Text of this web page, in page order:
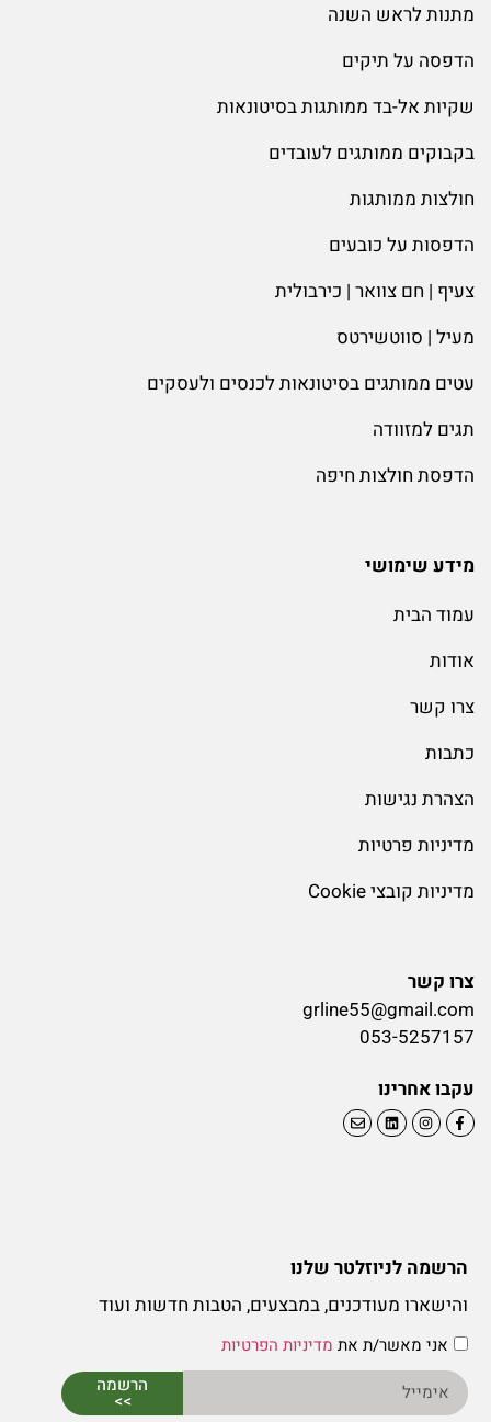
מתנות לראש השנה
הדפסה על תיקים
שקיות אל-בד ממותגות בסיטונאות
בקבוקים ממותגים לעובדים
חולצות ממותגות
הדפסות על כובעים
צעיף | חם צוואר | כירבולית
מעיל | סווטשירטס
עטים ממותגים בסיטונאות לכנסים ולעסקים
תגים למזוודה
הדפסת חולצות חיפה
מידע שימושי
עמוד הבית
אודות
צרו קשר
כתבות
הצהרת נגישות
מדיניות פרטיות
מדיניות קובצי Cookie
צרו קשר
grline55@gmail.com
053-5257157
עקבו אחרינו
הרשמה לניוזלטר שלנו
והישארו מעודכנים, במבצעים, הטבות חדשות ועוד
אני מאשר/ת את מדיניות הפרטיות
הרשמה
>>